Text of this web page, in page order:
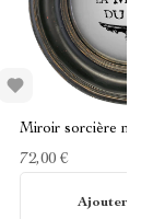
Miroir sorcière noir
72,00 €
Ajouter au